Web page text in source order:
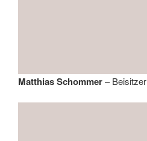
Matthias Schommer– Beisitzer